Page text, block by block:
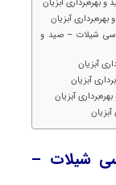
آبزیان
آبزیان
شیلات – صید و
آبزیان
آبزیان
آبزیان
شیلات –